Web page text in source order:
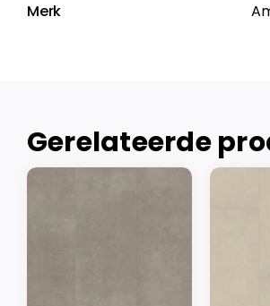
Merk
Gerelateerde